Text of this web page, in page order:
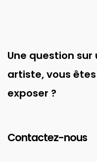
Une question sur
artiste, vous
exposer ?
Contactez-nous